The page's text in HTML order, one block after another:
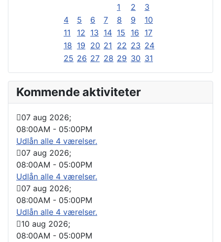
1
2
3
4
5 6 7 8 9
10
11
12 13 14 15 16
17
18 19 20 21 22 23 24
25 26 27 28 29 30 31
Kommende aktiviteter
07 aug 2026;
08:00AM - 05:00PM
Udlån alle 4 værelser.
07 aug 2026;
08:00AM - 05:00PM
Udlån alle 4 værelser.
07 aug 2026;
08:00AM - 05:00PM
Udlån alle 4 værelser.
10 aug 2026;
08:00AM - 05:00PM